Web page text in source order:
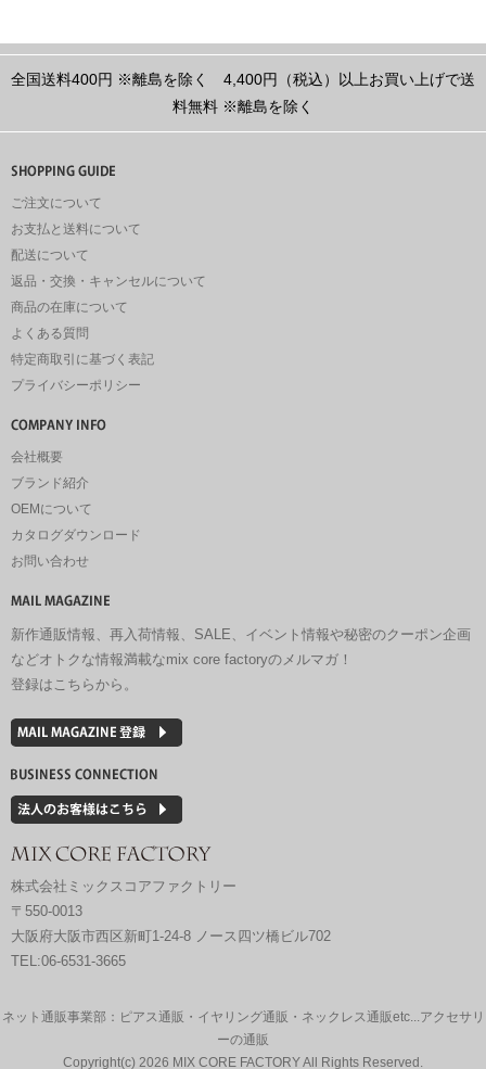
全国送料400円 ※離島を除く
4,400円（税込）以上お買い上げで送
料無料 ※離島を除く
ご注文について
お支払と送料について
配送について
返品・交換・キャンセルについて
商品の在庫について
よくある質問
特定商取引に基づく表記
プライバシーポリシー
会社概要
ブランド紹介
OEMについて
カタログダウンロード
お問い合わせ
新作通販情報、再入荷情報、SALE、イベント情報や秘密のクーポン企画
などオトクな情報満載なmix core factoryのメルマガ！
登録はこちらから。
株式会社ミックスコアファクトリー
〒550-0013
大阪府大阪市西区新町1-24-8 ノース四ツ橋ビル702
TEL:06-6531-3665
ネット通販事業部：ピアス通販・イヤリング通販・ネックレス通販etc...アクセサリ
ーの通販
Copyright(c) 2026 MIX CORE FACTORY All Rights Reserved.